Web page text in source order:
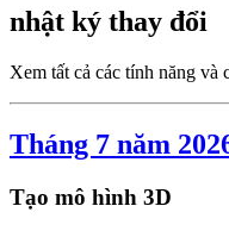
nhật ký thay đổi
Xem tất cả các tính năng và
Tháng 7 năm
Tạo mô hình 3D